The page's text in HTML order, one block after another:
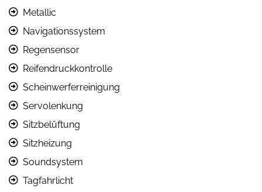
Metallic
Navigationssystem
Regensensor
Reifendruckkontrolle
Scheinwerferreinigung
Servolenkung
Sitzbelüftung
Sitzheizung
Soundsystem
Tagfahrlicht